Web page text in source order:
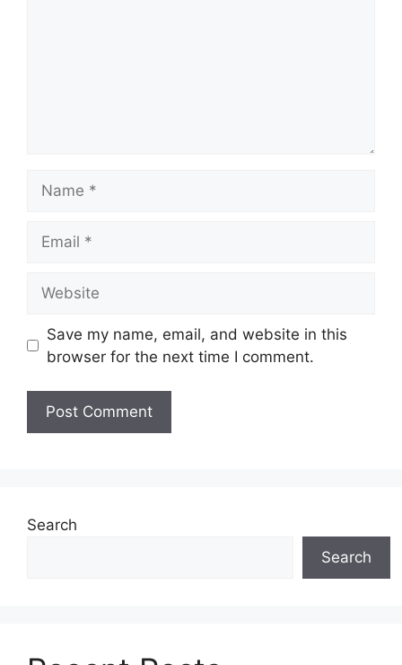
Save my name, email, and website in this
browser for the next time I comment.
Search
Search